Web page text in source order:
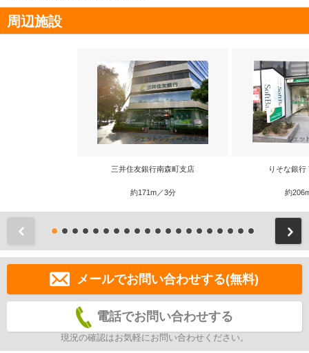
周辺施設
三井住友銀行南森町支店
約171m／3分
りそな銀行
約
メールでお問い合わせする(無料)
電話でお問い合わせする
現況の確認はお気軽にお問い合わせください。